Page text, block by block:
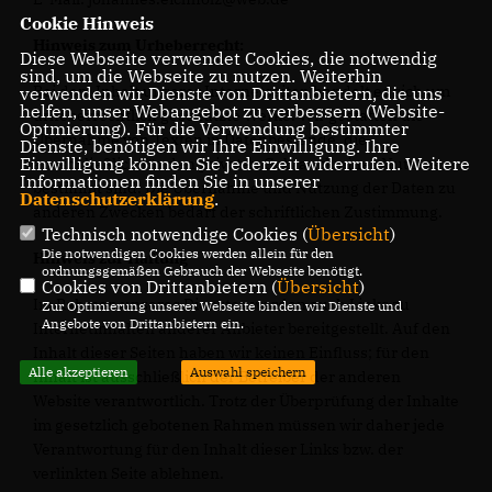
Bei dem Inhalt unserer Internetseiten handelt es sich um
urheberrechtlich geschützte Werke. Wir gestatten die
Übernahme von Texten in Datenbestände, die
ausschließlich für den privaten Gebrauch eines Nutzers
bestimmt sind. Die Übernahme und Nutzung der Daten zu
anderen Zwecken bedarf der schriftlichen Zustimmung.
Hinweis zur Haftung
Im Rahmen unseres Dienstes werden auch Links zu
Internetinhalten anderer Anbieter bereitgestellt. Auf den
Inhalt ist ausschließlich der Betreiber der anderen
Cookie Hinweis
Diese Webseite verwendet Cookies, die notwendig
sind, um die Webseite zu nutzen. Weiterhin
verwenden wir Dienste von Drittanbietern, die uns
helfen, unser Webangebot zu verbessern (Website-
Optmierung). Für die Verwendung bestimmter
Dienste, benötigen wir Ihre Einwilligung. Ihre
Einwilligung können Sie jederzeit widerrufen. Weitere
Informationen finden Sie in unserer
Datenschutzerklärung.
Technisch notwendige Cookies (Übersicht)
Die notwendigen Cookies werden allein für den
ordnungsgemäßen Gebrauch der Webseite benötigt.
Cookies von Drittanbietern (Übersicht)
Zur Optimierung unserer Webseite binden wir Dienste und
Angebote von Drittanbietern ein.
Alle akzeptieren Auswahl speichern